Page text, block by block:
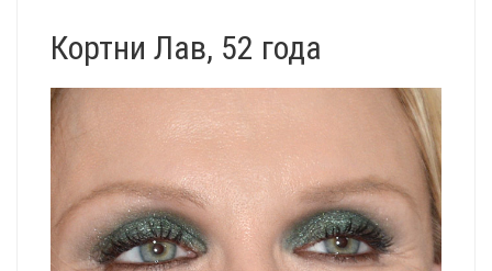
Кортни Лав, 52 года